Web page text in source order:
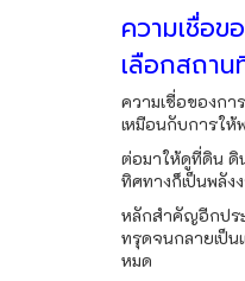
ความเชื่อ
เลือกสถาน
ความเชื่อของก
เหมือนกับการให้
ต่อมาให้ดูที่ดิน ดิ
ทิศทางก็เป็นพลั
หลักสำคัญอีกปร
ทรุดจนกลายเป็
หมด